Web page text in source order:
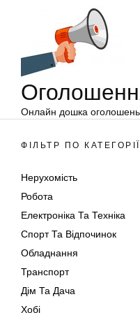
Онлайн дошка оголошень
ФІЛЬТР ПО КАТЕГОРІЇ
Нерухомість
Робота
Електроніка Та Техніка
Спорт Та Відпочинок
Обладнання
Транспорт
Дім Та Дача
Хобі